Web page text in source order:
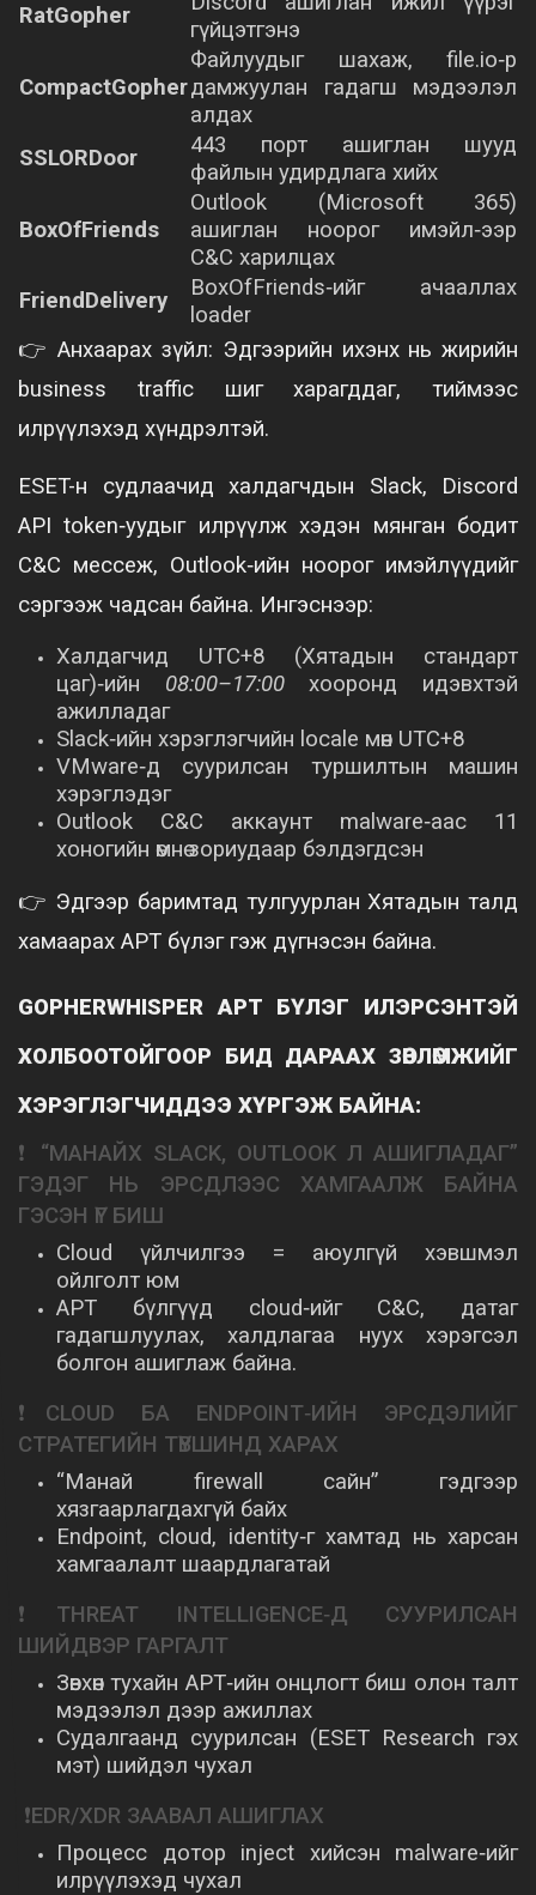
RatGopher
гүйцэтгэнэ
CompactGopher
Файлуудыг шахаж, file.io‑р
дамжуулан гадагш мэдээлэл
алдах
SSLORDoor
443 порт ашиглан шууд
файлын удирдлага хийх
BoxOfFriends
Outlook (Microsoft 365)
ашиглан ноорог имэйл‑ээр
C&C харилцах
FriendDelivery
BoxOfFriends‑ийг ачааллах
loader
👉 Анхаарах зүйл: Эдгээрийн ихэнх нь жирийн
business traffic шиг харагддаг, тиймээс
илрүүлэхэд хүндрэлтэй.
ESET-н судлаачид халдагчдын Slack, Discord
API token‑уудыг илрүүлж хэдэн мянган бодит
C&C мессеж, Outlook‑ийн ноорог имэйлүүдийг
сэргээж чадсан байна. Ингэснээр:
Халдагчид UTC+8 (Хятадын стандарт
цаг)‑ийн 08:00–17:00хооронд идэвхтэй
ажилладаг
Slack‑ийн хэрэглэгчийн locale мөн UTC+8
VMware‑д суурилсан туршилтын машин
хэрэглэдэг
Outlook C&C аккаунт malware‑аас 11
хоногийн өмнө зориудаар бэлдэгдсэн
👉 Эдгээр баримтад тулгуурлан Хятадын талд
хамаарах APT бүлэг гэж дүгнэсэн байна.
GOPHERWHISPER APT БҮЛЭГ ИЛЭРСЭНТЭЙ
ХОЛБООТОЙГООР БИД ДАРААХ ЗӨВЛӨМЖИЙГ
ХЭРЭГЛЭГЧИДДЭЭ ХҮРГЭЖ БАЙНА:
❗ “МАНАЙХ SLACK, OUTLOOK Л АШИГЛАДАГ”
ГЭДЭГ НЬ ЭРСДЛЭЭС ХАМГААЛЖ БАЙНА
ГЭСЭН ҮГ БИШ
Cloud үйлчилгээ = аюулгүй хэвшмэл
ойлголт юм
APT бүлгүүд cloud‑ийг C&C, датаг
гадагшлуулах, халдлагаа нуух хэрэгсэл
болгон ашиглаж байна.
❗CLOUD БА ENDPOINT‑ИЙН ЭРСДЭЛИЙГ
СТРАТЕГИЙН ТҮВШИНД ХАРАХ
“Манай firewall сайн” гэдгээр
хязгаарлагдахгүй байх
Endpoint, cloud, identity‑г хамтад нь харсан
хамгаалалт шаардлагатай
❗THREAT INTELLIGENCE‑Д СУУРИЛСАН
ШИЙДВЭР ГАРГАЛТ
Зөвхөн тухайн APT‑ийн онцлогт биш олон талт
мэдээлэл дээр ажиллах
Судалгаанд суурилсан (ESET Research гэх
мэт) шийдэл чухал
❗EDR/XDR ЗААВАЛ АШИГЛАХ
Процесс дотор inject хийсэн malware‑ийг
илрүүлэхэд чухал